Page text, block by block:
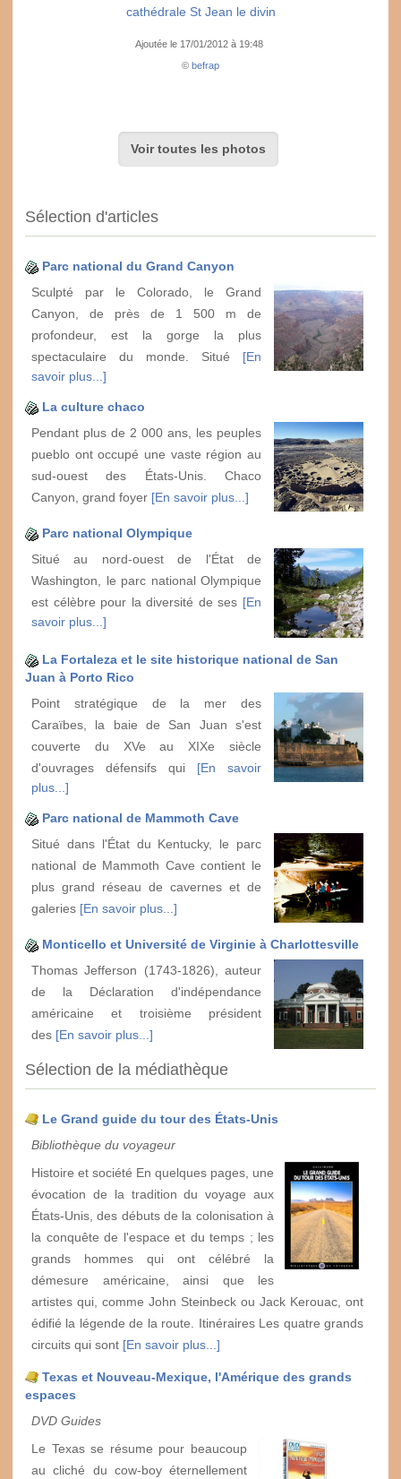
cathédrale St Jean le divin
Ajoutée le 17/01/2012 à 19:48
© befrap
Voir toutes les photos
Sélection d'articles
Parc national du Grand Canyon
Sculpté par le Colorado, le Grand
Canyon, de près de 1 500 m de
profondeur, est la gorge la plus
spectaculaire du monde. Situé [En
savoir plus...]
La culture chaco
Pendant plus de 2 000 ans, les peuples
pueblo ont occupé une vaste région au
sud-ouest des États-Unis. Chaco
Canyon, grand foyer [En savoir plus...]
Parc national Olympique
Situé au nord-ouest de l'État de
Washington, le parc national Olympique
est célèbre pour la diversité de ses [En
savoir plus...]
La Fortaleza et le site historique national de San
Juan à Porto Rico
Point stratégique de la mer des
Caraïbes, la baie de San Juan s'est
couverte du XVe au XIXe siècle
d'ouvrages défensifs qui [En savoir
plus...]
Parc national de Mammoth Cave
Situé dans l'État du Kentucky, le parc
national de Mammoth Cave contient le
plus grand réseau de cavernes et de
galeries [En savoir plus...]
Monticello et Université de Virginie à Charlottesville
Thomas Jefferson (1743-1826), auteur
de la Déclaration d'indépendance
américaine et troisième président
des [En savoir plus...]
Sélection de la médiathèque
Le Grand guide du tour des États-Unis
Bibliothèque du voyageur
Histoire et société En quelques pages, une
évocation de la tradition du voyage aux
États-Unis, des débuts de la colonisation à
la conquête de l'espace et du temps ; les
grands hommes qui ont célébré la
démesure américaine, ainsi que les
artistes qui, comme John Steinbeck ou Jack Kerouac, ont
édifié la légende de la route. Itinéraires Les quatre grands
circuits qui sont [En savoir plus...]
Texas et Nouveau-Mexique, l'Amérique des grands
espaces
DVD Guides
Le Texas se résume pour beaucoup
au cliché du cow-boy éternellement